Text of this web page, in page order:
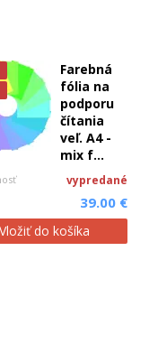
Farebná
fólia na
podporu
čítania
veľ. A4 -
mix f...
vypredané
39.00 €
Vložiť do košíka